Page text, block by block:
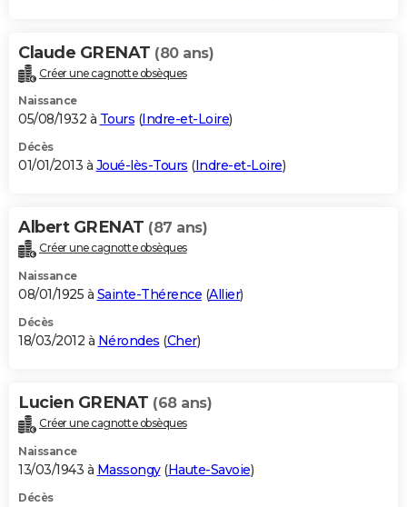
Claude GRENAT (80 ans)
Créer une cagnotte obsèques
Naissance
05/08/1932 à Tours (Indre-et-Loire)
Décès
01/01/2013 à Joué-lès-Tours (Indre-et-Loire)
Albert GRENAT (87 ans)
Créer une cagnotte obsèques
Naissance
08/01/1925 à Sainte-Thérence (Allier)
Décès
18/03/2012 à Nérondes (Cher)
Lucien GRENAT (68 ans)
Créer une cagnotte obsèques
Naissance
13/03/1943 à Massongy(Haute-Savoie)
Décès